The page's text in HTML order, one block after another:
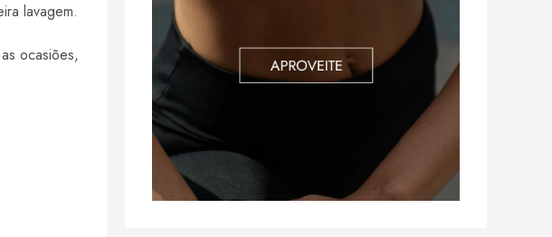
lavagem.
ocasiões,